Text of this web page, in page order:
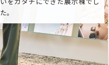
た。